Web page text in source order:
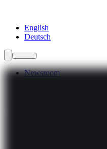
English
Deutsch
Newsroom